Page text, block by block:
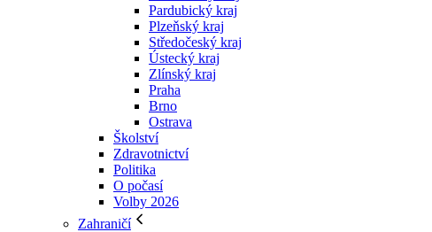
Pardubický kraj
Plzeňský kraj
Středočeský kraj
Ústecký kraj
Zlínský kraj
Praha
Brno
Ostrava
Školství
Zdravotnictví
Politika
O počasí
Volby 2026
Zahraničí